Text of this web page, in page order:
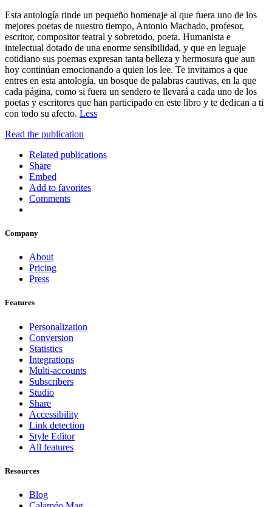
Esta antología rinde un pequeño homenaje al que fuera uno de los
mejores poetas de nuestro tiempo, Antonio Machado, profesor,
escritor, compositor teatral y sobretodo, poeta. Humanista e
intelectual dotado de una enorme sensibilidad, y que en leguaje
cotidiano sus poemas expresan tanta belleza y hermosura que aun
hoy continúan emocionando a quien los lee. Te invitamos a que
entres en esta antología, un bosque de palabras cautivas, en la que
cada página, como si fuera un sendero te llevará a cada uno de los
poetas y escritores que han participado en este libro y te dedican a ti
con todo su afecto. Less
Read the publication
Related publications
Share
Embed
Add to favorites
Comments
Company
About
Pricing
Press
Features
Personalization
Conversion
Statistics
Integrations
Multi-accounts
Subscribers
Studio
Share
Accessibility
Link detection
Style Editor
All features
Resources
Blog